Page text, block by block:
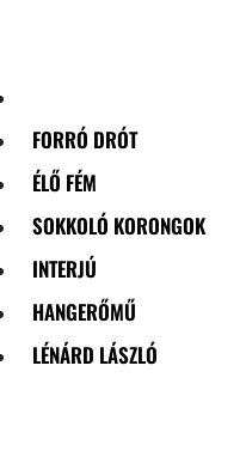
FORRÓ DRÓT
ÉLŐ FÉM
SOKKOLÓ KORONGOK
INTERJÚ
HANGERŐMŰ
LÉNÁRD LÁSZLÓ